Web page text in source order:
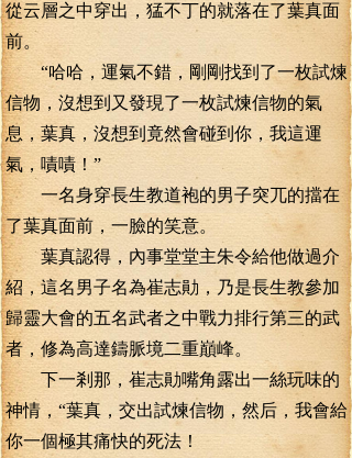
從云層之中穿出，猛不丁的就落在了葉真面
前。
“哈哈，運氣不錯，剛剛找到了一枚試煉
信物，沒想到又發現了一枚試煉信物的氣
息，葉真，沒想到竟然會碰到你，我這運
氣，嘖嘖！”
一名身穿長生教道袍的男子突兀的擋在
了葉真面前，一臉的笑意。
葉真認得，內事堂堂主朱令給他做過介
紹，這名男子名為崔志勛，乃是長生教參加
歸靈大會的五名武者之中戰力排行第三的武
者，修為高達鑄脈境二重巔峰。
下一剎那，崔志勛嘴角露出一絲玩味的
神情，“葉真，交出試煉信物，然后，我會給
你一個極其痛快的死法！